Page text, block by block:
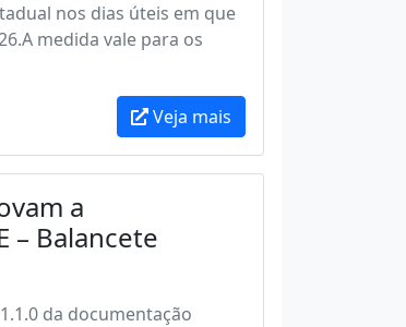
nos dias úteis em que
medida vale para os
Veja mais
a
– Balancete
da documentação